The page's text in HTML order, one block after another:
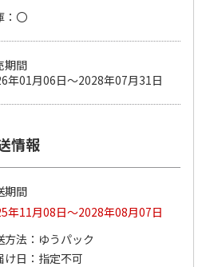
吉野家 やわらか牛
(送料別・税込)
≪手土産≫ジュース
：〇
期間
年01月06日～2028年07月31日
情報
期間
年11月08日～2028年08月07日
方法
ゆうパック
け日
指定不可